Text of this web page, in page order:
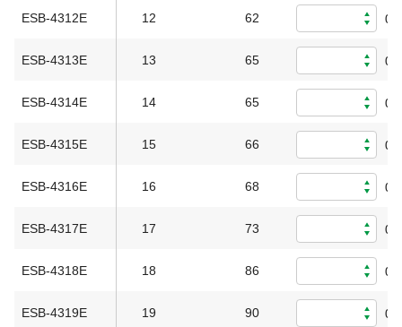
ESB-4312E 12 62 0
ESB-4313E 13 65 0
ESB-4314E 14 65 0
ESB-4315E 15 66 0
ESB-4316E 16 68 0
ESB-4317E 17 73 0
ESB-4318E 18 86 0
ESB-4319E 19 90 0